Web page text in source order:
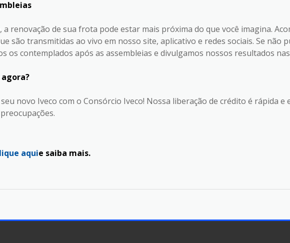
a renovação de sua frota pode estar mais próxima do que você imagina.
são transmitidas ao vivo em nosso site, aplicativo e redes sociais. Se não
os contemplados após as assembleias e divulgamos nossos resultados
novo Iveco com o Consórcio Iveco! Nossa liberação de crédito é rápida
aquie saiba mais.